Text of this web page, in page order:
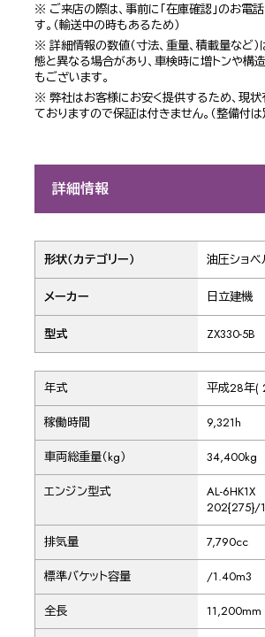
※ ご来店の際は、事前に「在庫確認」のお電
す。（輸送中の時もあるため）
※ 詳細情報の数値（寸法、重量、積載量など
態と異なる場合があり、車検時に増トンや構
もございます。
※ 弊社はお客様にお安く提供するため、現
ておりますので保証は付きません。（整備付は
詳細情報
形状（カテゴリー） 油圧ショベ
メーカー 日立建機
型式 ZX330-5B
年式 平成28年(
稼働時間 9,321h
車両総重量（kg） 34,400kg
エンジン型式
AL-6HK1X
202{275}/
排気量 7,790cc
標準バケット容量 /1.40m3
全長 11,200mm